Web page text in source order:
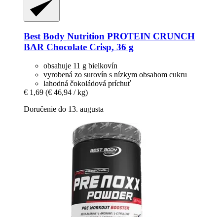
Best Body Nutrition PROTEIN CRUNCH
BAR Chocolate Crisp, 36 g
obsahuje 11 g bielkovín
vyrobená zo surovín s nízkym obsahom cukru
lahodná čokoládová príchuť
€ 1,69 (€ 46,94 / kg)
Doručenie do 13. augusta